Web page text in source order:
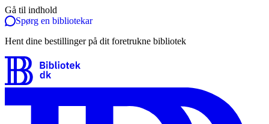
Gå til indhold
Spørg en bibliotekar
Hent dine bestillinger på dit foretrukne bibliotek